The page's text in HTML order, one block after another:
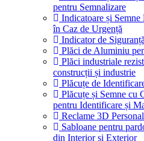
pentru Semnalizare
Indicatoare și
în Caz de Urgență
Indicator de
Plăci de Aluminiu
Plăci industriale
construcții și industrie
Plăcuțe de
Plăcuțe și Semne cu
pentru Identificare și
Reclame 3D
Sabloane pentru
din Interior și Exterior